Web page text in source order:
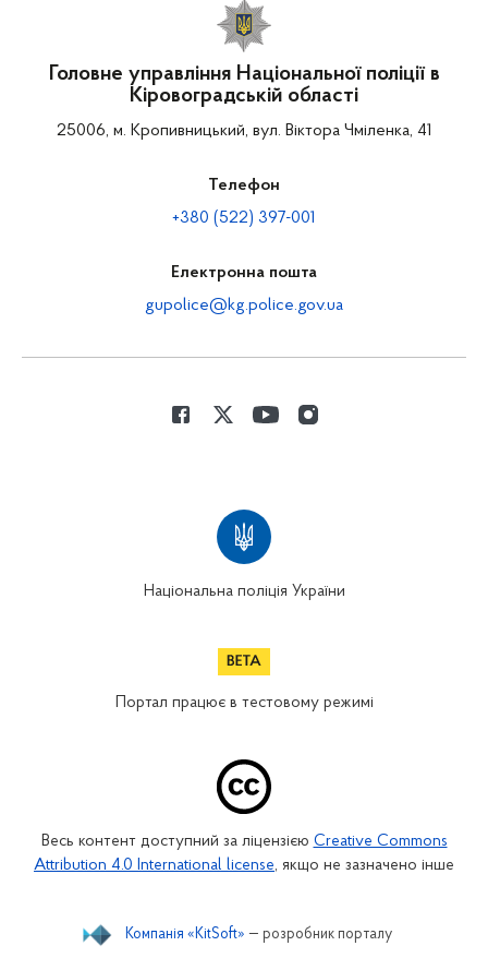
Головне управління Національної поліції в
Кіровоградській області
25006, м. Кропивницький, вул. Віктора Чміленка, 41
Телефон
+380 (522) 397-001
Електронна пошта
gupolice@kg.police.gov.ua
Національна поліція України
Портал працює в тестовому режимі
Весь контент доступний за ліцензією Creative Commons
Attribution 4.0 International license, якщо не зазначено інше
Компанія «KitSoft» — розробник порталу